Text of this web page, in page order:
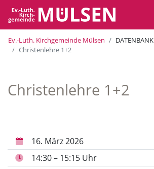
Ev.-Luth. Kirchgemeinde Mülsen DATENBANK
Christenlehre 1+2
Christenlehre 1+2
16. März 2026
14:30 – 15:15 Uhr